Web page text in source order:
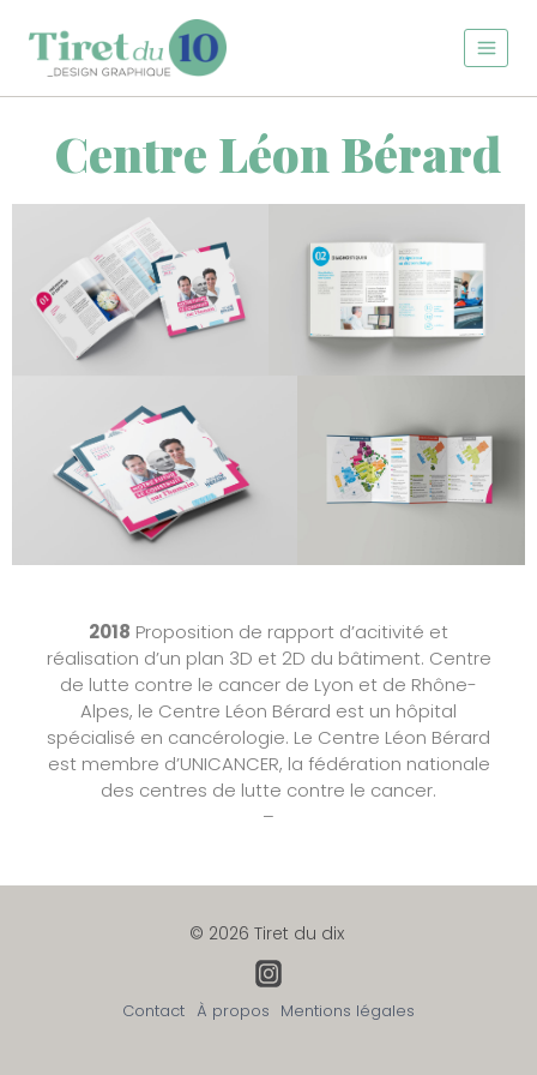
Centre Léon Bérard
2018 Proposition de rapport d’acitivité et
réalisation d’un plan 3D et 2D du bâtiment. Centre
de lutte contre le cancer de Lyon et de Rhône-
Alpes, le Centre Léon Bérard est un hôpital
spécialisé en cancérologie. Le Centre Léon Bérard
est membre d’UNICANCER, la fédération nationale
des centres de lutte contre le cancer.
–
© 2026 Tiret du dix
Contact À propos Mentions légales